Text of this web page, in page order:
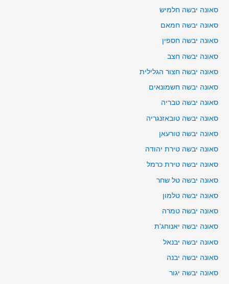
סאונה יבשה חלמיש
סאונה יבשה חמאם
סאונה יבשה חספין
סאונה יבשה חצב
סאונה יבשה חצור הגלילית
סאונה יבשה חשמונאים
סאונה יבשה טבריה
סאונה יבשה טובאזנגריה
סאונה יבשה טורעאן
סאונה יבשה טירת יהודה
סאונה יבשה טירת כרמל
סאונה יבשה טל שחר
סאונה יבשה טלמון
סאונה יבשה טמרה
סאונה יבשה יאנוחג'ת
סאונה יבשה יבנאל
סאונה יבשה יבנה
סאונה יבשה יגור